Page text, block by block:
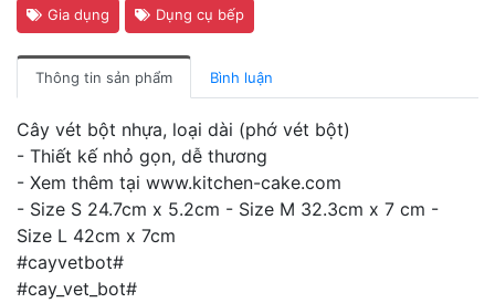
Gia dụng Dụng cụ bếp
Thông tin sản phẩm Bình luận
Cây vét bột nhựa, loại dài (phớ vét bột)
- Thiết kế nhỏ gọn, dễ thương
- Xem thêm tại www.kitchen-cake.com
- Size S 24.7cm x 5.2cm - Size M 32.3cm x 7 cm -
Size L 42cm x 7cm
#cayvetbot#
#cay_vet_bot#